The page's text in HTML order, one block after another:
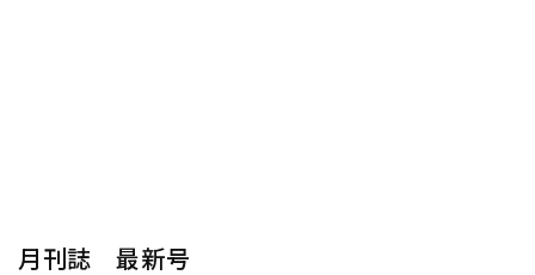
月刊誌 最新号